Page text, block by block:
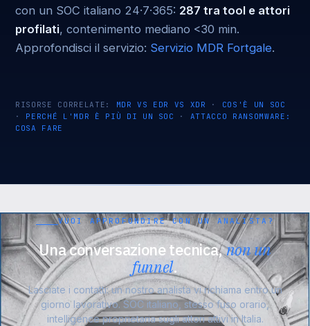
con un SOC italiano 24·7·365: 287 tra tool e attori
profilati, contenimento mediano <30 min.
Approfondisci il servizio: Servizio MDR Fortgale.
RISORSE CORRELATE: MDR VS EDR VS XDR · COS'È UN SOC
· PERCHÉ L'MDR È PIÙ DI UN SOC · ATTACCO RANSOMWARE:
COSA FARE
VUOI APPROFONDIRE CON UN ANALISTA?
Una conversazione tecnica,non un
funnel.
Lasciate i contatti: un nostro analista vi richiama entro un
giorno lavorativo. SOC italiano, stesso fuso orario,
intelligence proprietaria sugli attori attivi in Italia.